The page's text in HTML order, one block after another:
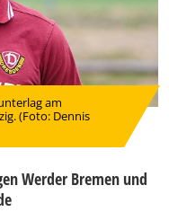
am
(Foto: Dennis
Werder Bremen und